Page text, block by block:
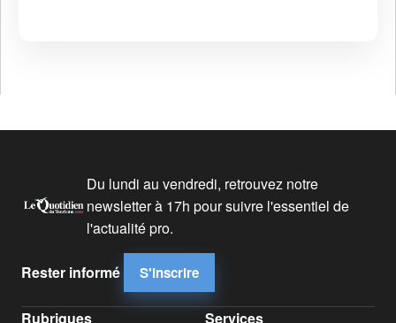
Du lundi au vendredi, retrouvez notre
newsletter à 17h pour suivre l'essentiel de
l'actualité pro.
Rester informé S'inscrire
Rubriques Services